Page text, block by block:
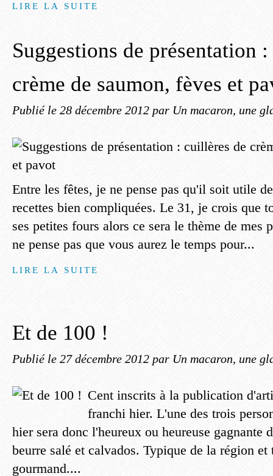
LIRE LA SUITE
Suggestions de présentation
crème de saumon, fèves et
Publié le 28 décembre 2012 par Un macaron, une
Entre les fêtes, je ne pense pas qu'il soit utile
recettes bien compliquées. Le 31, je crois que
ses petites fours alors ce sera le thème de mes
ne pense pas que vous aurez le temps pour...
LIRE LA SUITE
Et de 100 !
Publié le 27 décembre 2012 par Un macaron, une
Cent inscrits à la publication
franchi hier. L'une des trois
hier sera donc l'heureux ou heureuse gagnante
beurre salé et calvados. Typique de la région et
gourmand....